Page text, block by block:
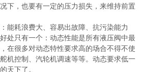
下，也要有一定的压力损失，来维持前置
耗浪费大、容易出故障、抗污染能力
处只有一个：动态性能是所有液压阀中最
在很多对动态特性要求高的场合不得不使
机控制、汽轮机调速等等。动态要求低一
天下了。